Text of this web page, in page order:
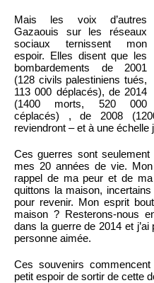
Mais les voix d’autres
Gazaouis sur les réseaux
sociaux ternissent mon
espoir. Elles disent que les
bombardements de 2001
(128 civils palestiniens tués,
113 000 déplacés), de 2014
(1400 morts, 520 000
céplacés) , de 2008
reviendront – et à une
Ces guerres sont
mes 20 années de vie.
rappel de ma peur et de
quittons la maison,
pour revenir. Mon esprit
maison ? Resterons-nous
dans la guerre de 2014 et
personne aimée.
Ces souvenirs
petit espoir de sortir de cette